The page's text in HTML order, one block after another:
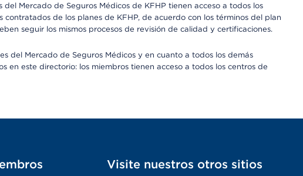
Mercado de Seguros Médicos de KFHP tienen acceso a todos los
de los planes de KFHP, de acuerdo con los términos del plan
seguir los mismos procesos de revisión de calidad y certificaciones.
del Mercado de Seguros Médicos y en cuanto a todos los demás
en este directorio: los miembros tienen acceso a todos los centros de
Visite nuestros otros sitios